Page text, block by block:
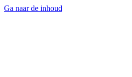
Ga naar de inhoud